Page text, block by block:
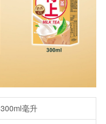
300ml毫升